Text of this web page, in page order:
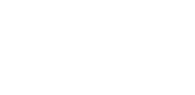
dig vidare och ger dig konstruktiva